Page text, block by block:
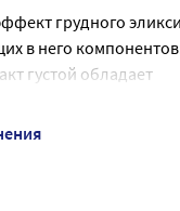
грудного
в него
густой обладает
связаны с
в трахее и